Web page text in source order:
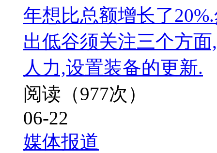
年想比总额增长了
出低谷须关注三个方
人力,设置装备的更新.
阅读（977次）
06-22
媒体报道